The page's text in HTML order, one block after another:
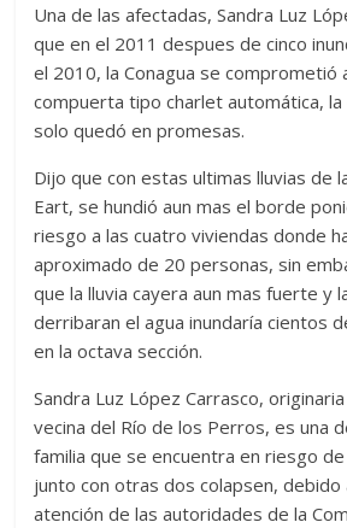
Una de las afectadas, Sandra Luz
que en el 2011 despues de cinco
el 2010, la Conagua se comprometió
compuerta tipo charlet automática, la
solo quedó en promesas.
Dijo que con estas ultimas lluvias de
Eart, se hundió aun mas el borde
riesgo a las cuatro viviendas donde
aproximado de 20 personas, sin
que la lluvia cayera aun mas fuerte y
derribaran el agua inundaría cientos
en la octava sección.
Sandra Luz López Carrasco,
vecina del Río de los Perros, es una
familia que se encuentra en riesgo
junto con otras dos colapsen, debido
atención de las autoridades de la